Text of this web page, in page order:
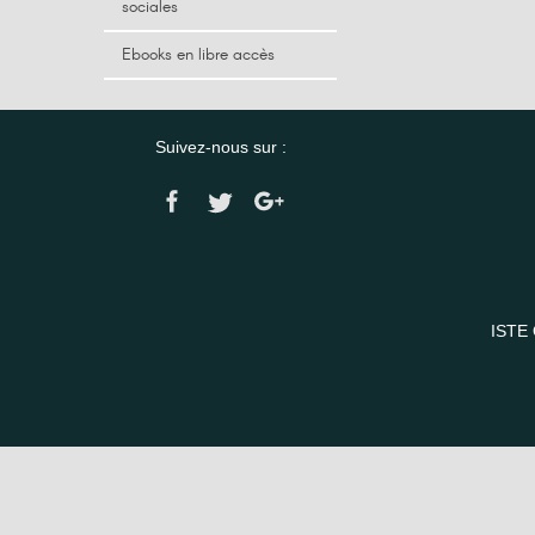
sociales
Ebooks en libre accès
Suivez-nous sur :
ISTE